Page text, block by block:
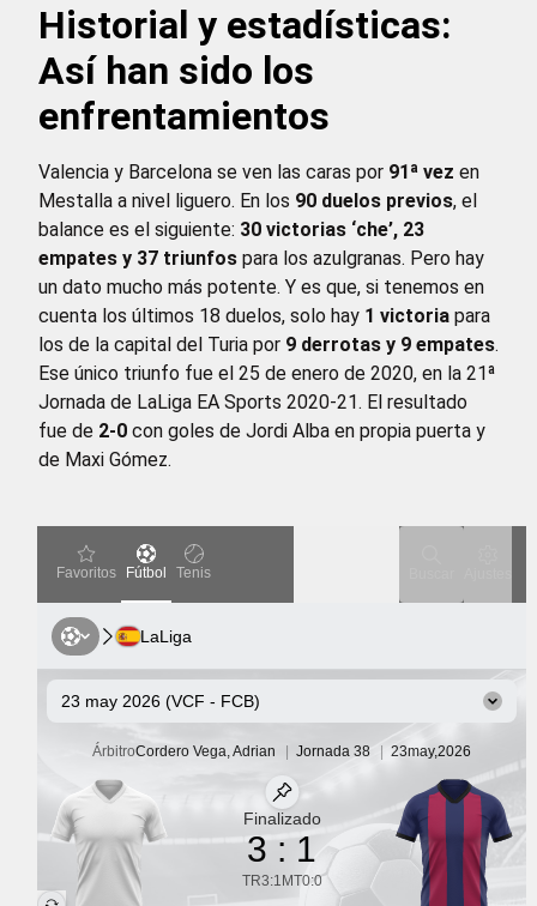
Historial y estadísticas:
Así han sido los
enfrentamientos
Valencia y Barcelona se ven las caras por 91ª vez en
Mestalla a nivel liguero. En los 90 duelos previos, el
balance es el siguiente: 30 victorias ‘che’, 23
empates y 37 triunfos para los azulgranas. Pero hay
un dato mucho más potente. Y es que, si tenemos en
cuenta los últimos 18 duelos, solo hay 1 victoria para
los de la capital del Turia por 9 derrotas y 9 empates.
Ese único triunfo fue el 25 de enero de 2020, en la 21ª
Jornada de LaLiga EA Sports 2020-21. El resultado
fue de 2-0 con goles de Jordi Alba en propia puerta y
de Maxi Gómez.